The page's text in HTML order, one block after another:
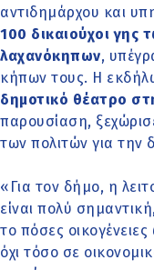
αντιδημάρχου και
100 δικαιούχοι γης
λαχανόκηπων,
κήπων τους. Η
δημοτικό θέατρο
παρουσίαση,
των πολιτών για την
«Για τον δήμο, η
είναι πολύ
το πόσες
όχι τόσο σε